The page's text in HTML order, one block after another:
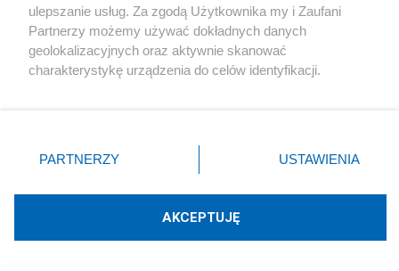
POWSTANIE WARSZAWSKIE UKRAINA
WYBORY IZRAEL POLITYKA ZAGRANICZNA
Monte Cassino i Gen. Wł. Anders...
ulepszanie usług. Za zgodą Użytkownika my i Zaufani
Partnerzy możemy używać dokładnych danych
geolokalizacyjnych oraz aktywnie skanować
charakterystykę urządzenia do celów identyfikacji.
zmienić/wycofać klikając przycisk ustawień prywatności
znajdujący się w lewym dolnym rogu strony
rodzaje przetwarzania danych nie wymagają zgody
użytkownika, ale masz prawo sprzeciwić się takiemu
PARTNERZY USTAWIENIA
AKCEPTUJĘ